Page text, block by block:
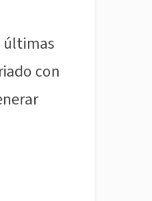
últimas
con